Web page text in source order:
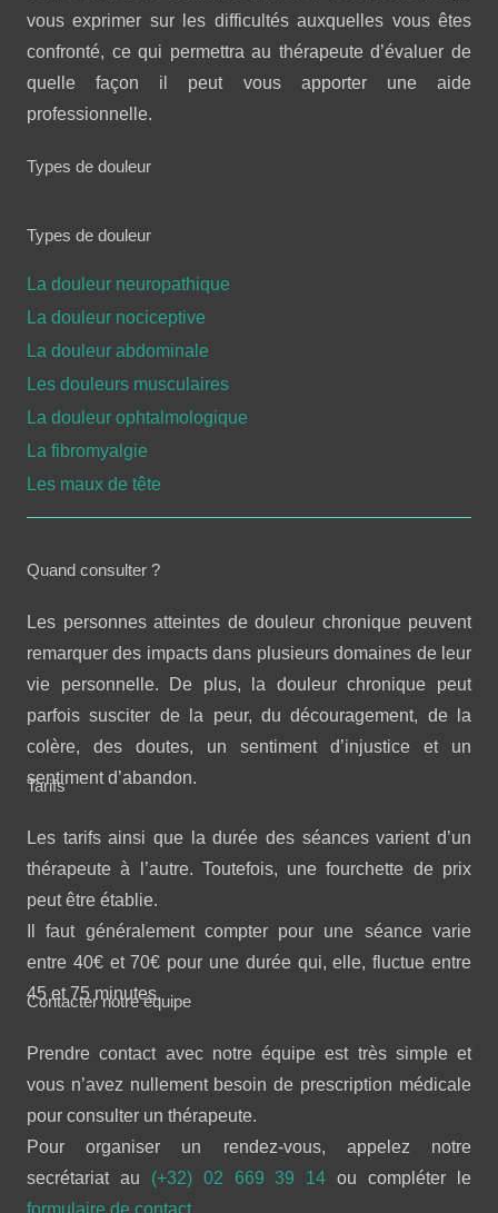
vous exprimer sur les difficultés auxquelles vous êtes
confronté, ce qui permettra au thérapeute d’évaluer de
quelle façon il peut vous apporter une aide
professionnelle.
Types de douleur
Types de douleur
La douleur neuropathique
La douleur nociceptive
La douleur abdominale
Les douleurs musculaires
La douleur ophtalmologique
La fibromyalgie
Les maux de tête
Quand consulter ?
Les personnes atteintes de douleur chronique peuvent
remarquer des impacts dans plusieurs domaines de leur
vie personnelle. De plus, la douleur chronique peut
parfois susciter de la peur, du découragement, de la
colère, des doutes, un sentiment d’injustice et un
sentiment d’abandon.
Tarifs
Les tarifs ainsi que la durée des séances varient d’un
thérapeute à l’autre. Toutefois, une fourchette de prix
peut être établie.
Il faut généralement compter pour une séance varie
entre 40€ et 70€ pour une durée qui, elle, fluctue entre
45 et 75 minutes.
Contacter notre équipe
Prendre contact avec notre équipe est très simple et
vous n’avez nullement besoin de prescription médicale
pour consulter un thérapeute.
Pour organiser un rendez-vous, appelez notre
secrétariat au (+32) 02 669 39 14ou compléter le
formulaire de contact